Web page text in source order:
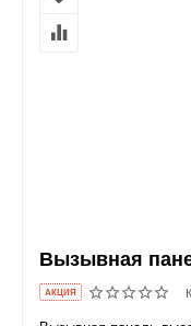
Вызывная
AКЦИЯ